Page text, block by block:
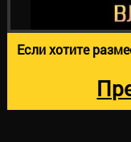
Если хотите